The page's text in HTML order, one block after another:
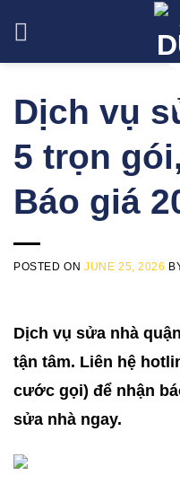
content
Dịch vụ
5 trọn
Báo giá
POSTED ON JUNE 25, 2026
Dịch vụ sửa nhà
tận tâm. Liên hệ
cước gọi) để nhận
sửa nhà ngay.